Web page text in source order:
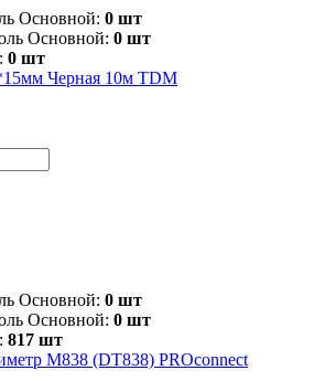
Основной: 0 шт
Основной: 0 шт
0 шт
Черная 10м TDM
Основной: 0 шт
Основной: 0 шт
817 шт
M838 (DT838) PROconnect